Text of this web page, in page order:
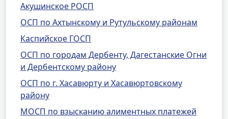
Акушинское РОСП
ОСП по Ахтынскому и Рутульскому районам
Каспийское ГОСП
ОСП по городам Дербенту, Дагестанские Огни
и Дербентскому району
ОСП по г. Хасавюрту и Хасавюртовскому
району
МОСП по взысканию алиментных платежей